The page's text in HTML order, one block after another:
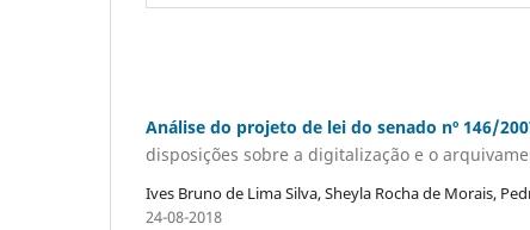
Análise do projeto de lei do senado nº 146/
disposições sobre a digitalização e o
Ives Bruno de Lima Silva, Sheyla Rocha de Morais,
24-08-2018